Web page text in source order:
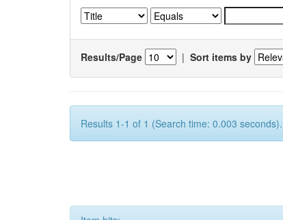
Results/Page | Sort items by
Results 1-1 of 1 (Search time: 0.003 seconds).